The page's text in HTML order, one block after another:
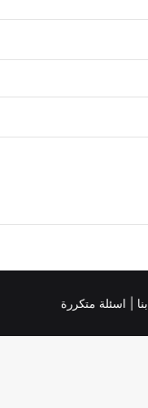
| اسئلة متكررة